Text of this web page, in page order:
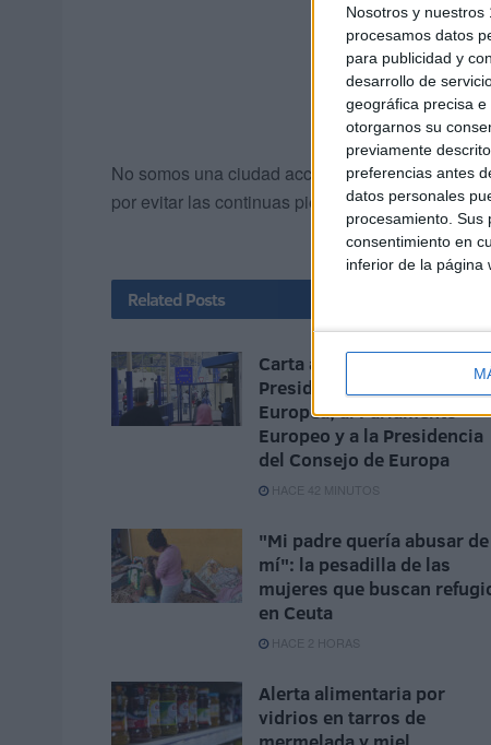
Nosotros y nuestros
procesamos datos
para publicidad y
desarrollo de
geográfica precisa
otorgarnos su
previamente
preferencias antes
datos personales
procesamiento. Sus
consentimiento en
inferior de la página
No somos una ciudad accesible, pero
por evitar las continuas piedras en el camino
Related Posts
Carta abierta a la
Presidencia de la Comisión
Europea, al Parlamento
Europeo y a la Presidencia
del Consejo de Europa
HACE 42 MINUTOS
"Mi padre quería abusar de
mí": la pesadilla de las
mujeres que buscan
en Ceuta
HACE 2 HORAS
Alerta alimentaria por
vidrios en tarros de